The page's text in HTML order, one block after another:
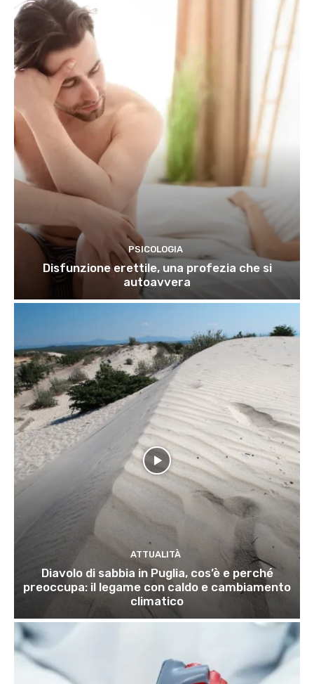
PSICOLOGIA
Disfunzione erettile, una profezia che si
autoavvera
ATTUALITÀ
Diavolo di sabbia in Puglia, cos’è e perché
preoccupa: il legame con caldo e cambiamento
climatico